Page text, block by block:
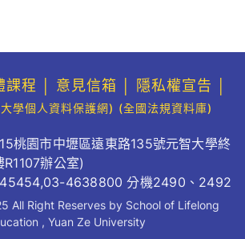
課程 意見信箱 隱私權宣告
學個人資料保護網) (全國法規資料庫)
桃園市中壢區遠東路135號元智大學終
辦公室)
4638800 分機2490、2492
All Right Reserves by School of Lifelong
, Yuan Ze University